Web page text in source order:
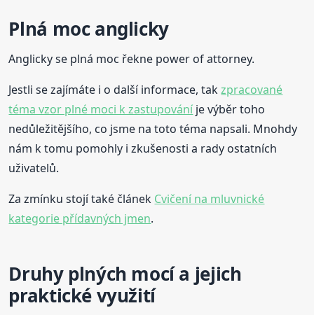
Plná moc anglicky
Anglicky se plná moc řekne power of attorney.
Jestli se zajímáte i o další informace, takzpracované
téma vzor plné moci k zastupování je výběr toho
nedůležitějšího, co jsme na toto téma napsali. Mnohdy
nám k tomu pomohly i zkušenosti a rady ostatních
uživatelů.
Za zmínku stojí také článek Cvičení na mluvnické
kategorie přídavných jmen.
Druhy plných mocí a jejich
praktické využití